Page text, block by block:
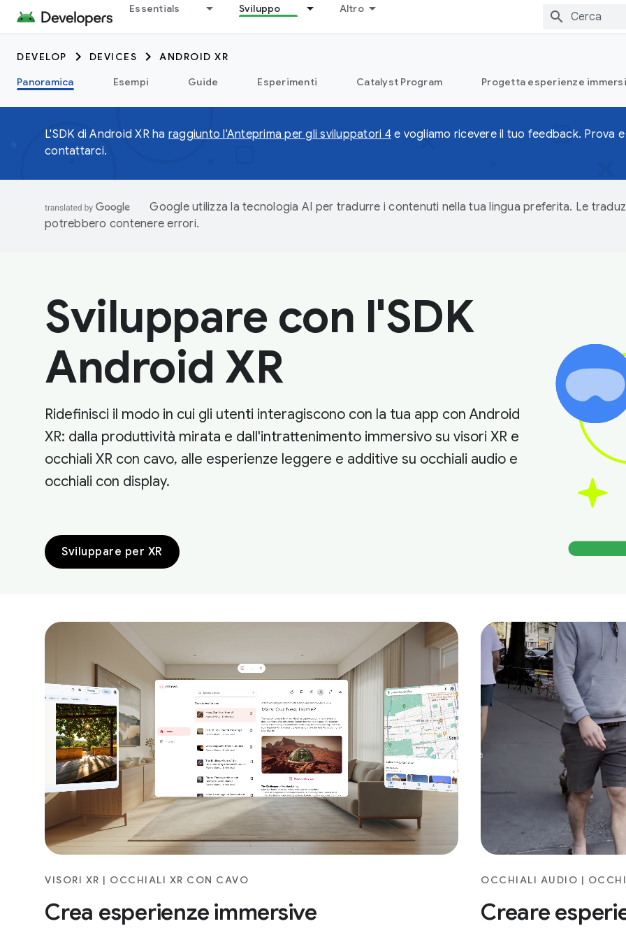
Essentials Sviluppo Altro
DEVELOP DEVICES
ANDROID XR
Panoramica
Esempi Guide Esperimenti Catalyst Program Progetta esperienze
L'SDK di Android XR ha raggiunto l'Anteprima per gli sviluppatori 4e vogliamo ricevere il tuo feedback. Prova
contattarci.
Google utilizza la tecnologia AI per tradurre i contenuti nella tua lingua preferita. Le
potrebbero contenere errori.
Sviluppare con l'SDK
Android XR
Ridefinisci il modo in cui gli utenti interagiscono con la tua app con Android
XR: dalla produttività mirata e dall'intrattenimento immersivo su visori XR e
occhiali XR con cavo, alle esperienze leggere e additive su occhiali audio e
occhiali con display.
Sviluppare per XR
VISORI XR | OCCHIALI XR CON CAVO
Crea esperienze immersive
OCCHIALI AUDIO |
Creare